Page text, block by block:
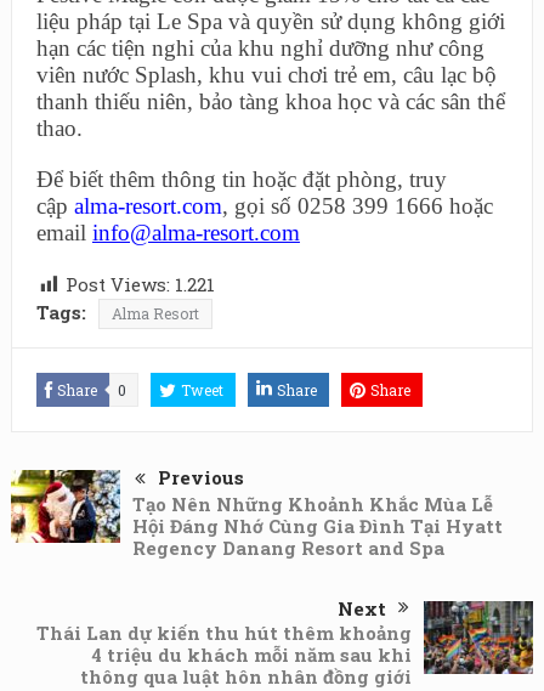
liệu pháp tại Le Spa và quyền sử dụng không giới
hạn các tiện nghi của khu nghỉ dưỡng như công
viên nước Splash, khu vui chơi trẻ em, câu lạc bộ
thanh thiếu niên, bảo tàng khoa học và các sân thể
thao.
Để biết thêm thông tin hoặc đặt phòng, truy
cập alma-resort.com, gọi số 0258 399 1666 hoặc
email info@alma-resort.com
Post Views: 1.221
Tags:
Alma Resort
Share 0 Tweet Share Share
Previous
Tạo Nên Những Khoảnh Khắc Mùa Lễ
Hội Đáng Nhớ Cùng Gia Đình Tại Hyatt
Regency Danang Resort and Spa
Next
Thái Lan dự kiến thu hút thêm khoảng
4 triệu du khách mỗi năm sau khi
thông qua luật hôn nhân đồng giới